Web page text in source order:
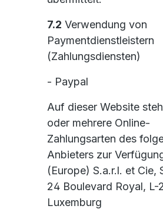
7.2 Verwendung von
Paymentdienstleistern
(Zahlungsdiensten)
- Paypal
Auf dieser Website
oder mehrere Online-
Zahlungsarten des
Anbieters zur
(Europe) S.a.r.l. et Cie,
24 Boulevard Royal, L-
Luxemburg